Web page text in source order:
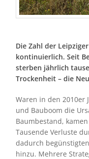
Die Zahl der
kontinuierlich. Seit
sterben jährlich
Trockenheit – die
Waren in den 2010er
und Bauboom die
Baumbestand,
Tausende Verluste
dadurch
hinzu. Mehrere